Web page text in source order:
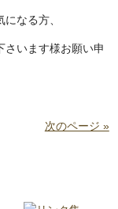
なる方、
さいます様お願い申
次のページ »